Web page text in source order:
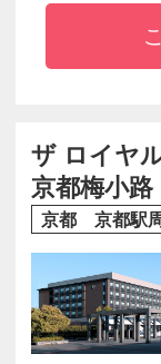
セルフ撮影
では女性に
ザ ロイヤ
京都梅小路
京都 京都駅